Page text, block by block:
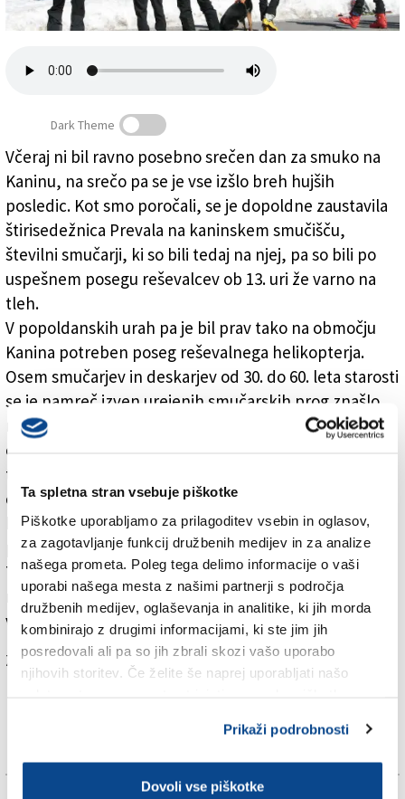
Ta spletna stran vsebuje piškotke
Piškotke uporabljamo za prilagoditev vsebin in oglasov,
za zagotavljanje funkcij družbenih medijev in za analize
našega prometa. Poleg tega delimo informacije o vaši
uporabi našega mesta z našimi partnerji s področja
družbenih medijev, oglaševanja in analitike, ki jih morda
kombinirajo z drugimi informacijami, ki ste jim jih
posredovali ali pa so jih zbrali skozi vašo uporabo
njihovih storitev. Če želite še naprej uporabljati našo
Prikaži podrobnosti
Dovoli vse piškotke
Založnik
Potreben je bil poseg helikopterja
Dark Theme
Včeraj ni bil ravno posebno srečen dan za smuko na
Kaninu, na srečo pa se je vse izšlo breh hujših
posledic. Kot smo poročali, se je dopoldne zaustavila
štirisedežnica Prevala na kaninskem smučišču,
številni smučarji, ki so bili tedaj na njej, pa so bili po
uspešnem posegu reševalcev ob 13. uri že varno na
tleh.
V popoldanskih urah pa je bil prav tako na območju
Kanina potreben poseg reševalnega helikopterja.
Osem smučarjev in deskarjev od 30. do 60. leta starosti
se je namreč izven urejenih smučarskih prog znašlo
na nevarnem in nepremostljivem poledenelem
območju. Na kraj so prihiteli gorski reševalci iz Rablja
ter finančna straža, katerim se je pridružil helikopter
civilne zaščite iz Tolmeča. Smučarje so privezali in jih s
helikopterjem - potrebnih je bilo več voženj - varno
prepeljali v dolino.
Te dni so velike temperaturne razlike med dnevom in
nočjo, zato se čez dan sneg tali, ponoči pa zmrzuje in
v gorah nastajajo nevarna poledenela območja.
Za branje in pisanje komentarjevje potrebna prijava